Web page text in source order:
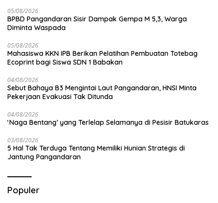
05/08/2026
BPBD Pangandaran Sisir Dampak Gempa M 5,3, Warga
Diminta Waspada
05/08/2026
Mahasiswa KKN IPB Berikan Pelatihan Pembuatan Totebag
Ecoprint bagi Siswa SDN 1 Babakan
04/08/2026
Sebut Bahaya B3 Mengintai Laut Pangandaran, HNSI Minta
Pekerjaan Evakuasi Tak Ditunda
04/08/2026
‘Naga Bentang’ yang Terlelap Selamanya di Pesisir Batukaras
03/08/2026
5 Hal Tak Terduga Tentang Memiliki Hunian Strategis di
Jantung Pangandaran
Populer